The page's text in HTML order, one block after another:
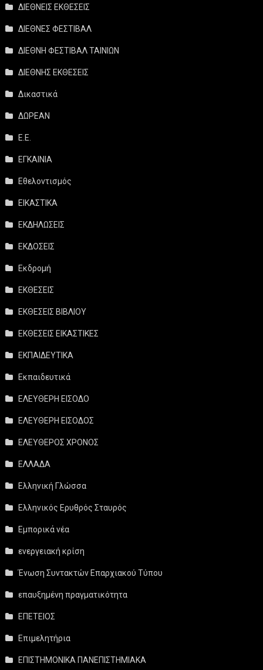
ΔΙΕΘΝΕΙΣ ΕΚΘΕΣΕΙΣ
ΔΙΕΘΝΕΣ ΦΕΣΤΙΒΑΛ
ΔΙΕΘΝΗ ΦΕΣΤΙΒΑΛ ΤΑΙΝΙΩΝ
ΔΙΕΘΝΗΣ ΕΚΘΕΣΕΙΣ
Δικαστικά
ΔΩΡΕΑΝ
Ε.Ε.
ΕΓΚΑΙΝΙΑ
Εθελοντισμός
ΕΙΚΑΣΤΙΚΑ
ΕΚΔΗΛΩΣΕΙΣ
ΕΚΔΟΣΕΙΣ
Εκδρομή
ΕΚΘΕΣΕΙΣ
ΕΚΘΕΣΕΙΣ ΒΙΒΛΙΟΥ
ΕΚΘΕΣΕΙΣ ΕΙΚΑΣΤΙΚΕΣ
ΕΚΠΑΙΔΕΥΤΙΚΑ
Εκπαιδευτικά
ΕΛΕΥΘΕΡΗ ΕΙΣΟΔΟ
ΕΛΕΥΘΕΡΗ ΕΙΣΟΔΟΣ
ΕΛΕΥΘΕΡΟΣ ΧΡΟΝΟΣ
ΕΛΛΑΔΑ
Ελληνική Γλώσσα
Ελληνικός Ερυθρός Σταυρός
Εμπορικά νέα
ενεργειακή κρίση
Ένωση Συντακτών Επαρχιακού Τύπου
επαυξημένη πραγματικότητα
ΕΠΕΤΕΙΟΣ
Επιμελητήρια
ΕΠΙΣΤΗΜΟΝΙΚΑ ΠΑΝΕΠΙΣΤΗΜΙΑΚΑ